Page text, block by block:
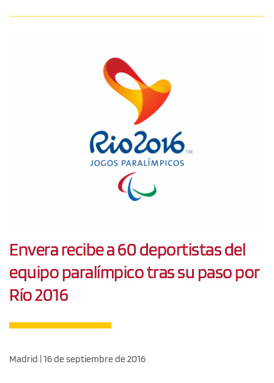
Envera recibe a 60 deportistas del
equipo paralímpico tras su paso por
Río 2016
Madrid | 16 de septiembre de 2016